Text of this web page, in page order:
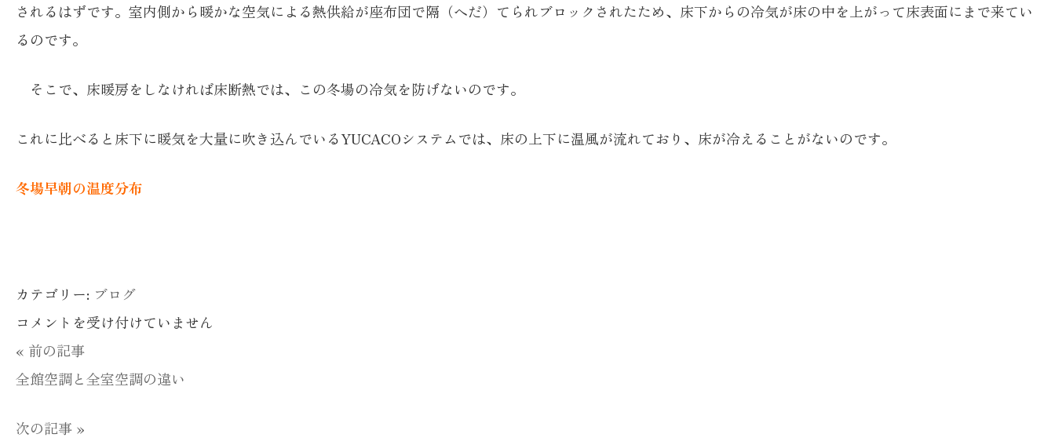
されるはずです。室内側から暖かな空気による熱供給が座布団で隔（へだ）てられブロックされたため、床下からの冷気が床の中を上がって床表面にまで来てい
るのです。
そこで、床暖房をしなければ床断熱では、この冬場の冷気を防げないのです。
これに比べると床下に暖気を大量に吹き込んでいるYUCACOシステムでは、床の上下に温風が流れており、床が冷えることがないのです。
冬場早朝の温度分布
カテゴリー: ブログ
YUCACO
シ
ス
ム
コメントを受け付けていません
« 前の記事
全館空調と全室空調の違い
次の記事 »